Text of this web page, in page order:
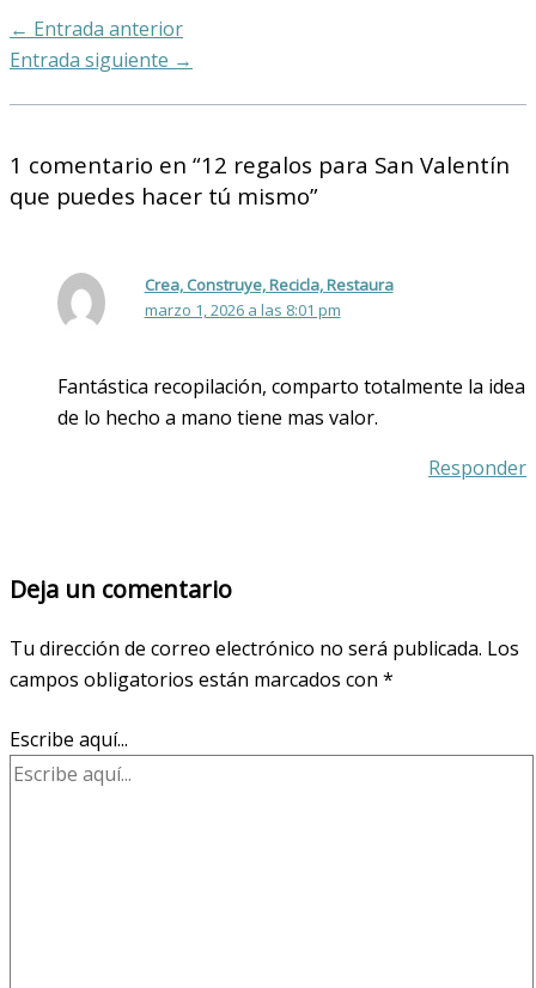
← Entrada anterior
Entrada siguiente →
1 comentario en “12 regalos para San Valentín
que puedes hacer tú mismo”
Crea, Construye, Recicla, Restaura
marzo 1, 2026 a las 8:01 pm
Fantástica recopilación, comparto totalmente la idea
de lo hecho a mano tiene mas valor.
Responder
Deja un comentario
Tu dirección de correo electrónico no será publicada. Los
campos obligatorios están marcados con *
Escribe aquí...